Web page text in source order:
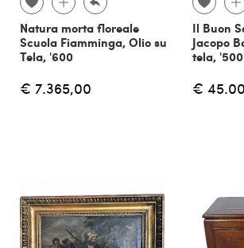
Natura morta floreale
Scuola Fiamminga, Olio su
Tela, '600
€ 7.365,00
Il Buon
Jacopo
tela, '500
€